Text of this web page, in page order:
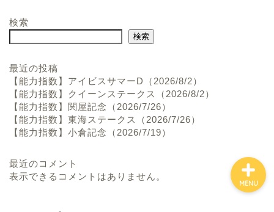
検索
検索
最近の投稿
【能力指数】アイビスサマーD（2026/8/2）
【能力指数】クイーンステークス（2026/8/2）
【能力指数】関屋記念（2026/7/26）
【能力指数】東海ステークス（2026/7/26）
【能力指数】小倉記念（2026/7/19）
最近のコメント
表示できるコメントはありません。
MENU
プロフィール